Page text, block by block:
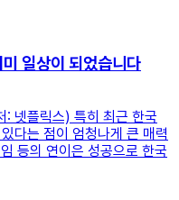
일상이 되었습니다
: 넷플릭스) 특히 최근 한국
다는 점이 엄청나게 큰 매력
등의 연이은 성공으로 한국